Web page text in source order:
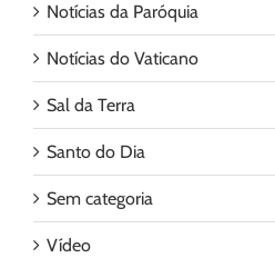
Notícias da Paróquia
Notícias do Vaticano
Sal da Terra
Santo do Dia
Sem categoria
Vídeo